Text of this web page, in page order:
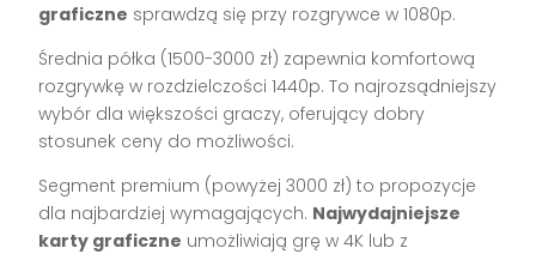
graficzne sprawdzą się przy rozgrywce w 1080p.
Średnia półka (1500-3000 zł) zapewnia komfortową
rozgrywkę w rozdzielczości 1440p. To najrozsądniejszy
wybór dla większości graczy, oferujący dobry
stosunek ceny do możliwości.
Segment premium (powyżej 3000 zł) to propozycje
dla najbardziej wymagających. Najwydajniejsze
karty graficzne umożliwiają grę w 4K lub z